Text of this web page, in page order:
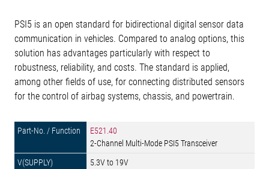
PSI5 is an open standard for bidirectional digital sensor data
communication in vehicles. Compared to analog options, this
solution has advantages particularly with respect to
robustness, reliability, and costs. The standard is applied,
among other fields of use, for connecting distributed sensors
for the control of airbag systems, chassis, and powertrain.
E521.40
2-Channel Multi-Mode PSI5 Transceiver
5.3V to 19V